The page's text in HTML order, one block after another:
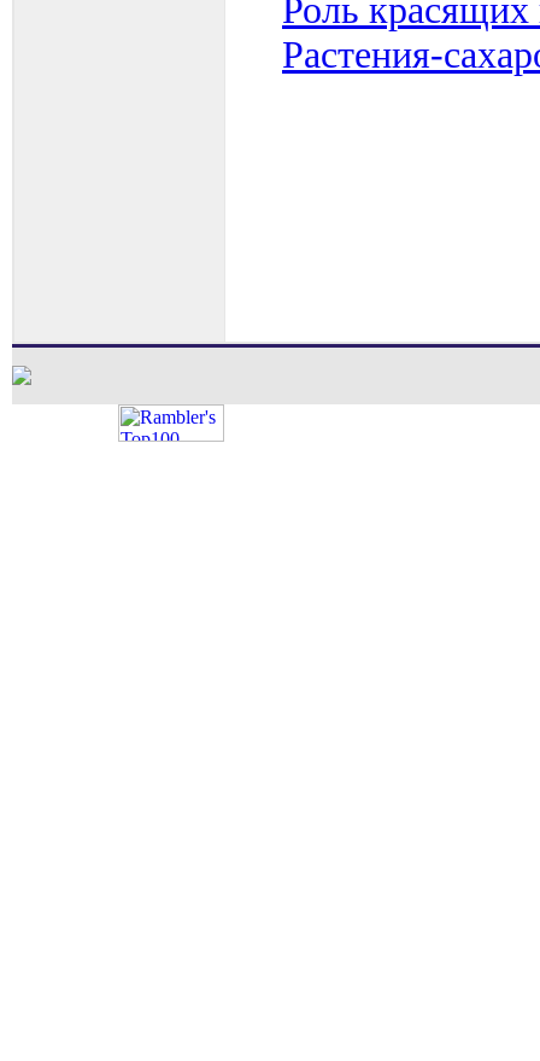
Роль красящих
Растения-